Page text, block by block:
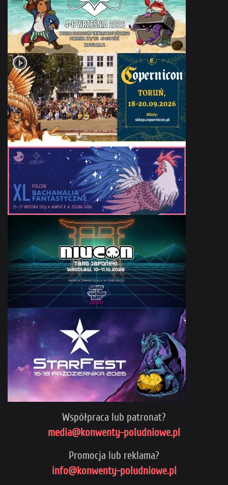
Współpraca lub patronat?
media@konwenty-poludniowe.pl
Promocja lub reklama?
info@konwenty-poludniowe.pl